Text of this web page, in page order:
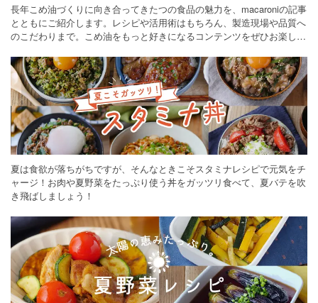
長年こめ油づくりに向き合ってきたつの食品の魅力を、macaroniの記事
とともにご紹介します。レシピや活用術はもちろん、製造現場や品質へ
のこだわりまで。こめ油をもっと好きになるコンテンツをぜひお楽しみ
夏は食欲が落ちがちですが、そんなときこそスタミナレシピで元気をチ
ャージ！お肉や夏野菜をたっぷり使う丼をガッツリ食べて、夏バテを吹
き飛ばしましょう！